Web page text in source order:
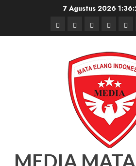
7 Agustus 2026
BerandaNasionalDaerahHukum
dan
Kriminal
MEDIA